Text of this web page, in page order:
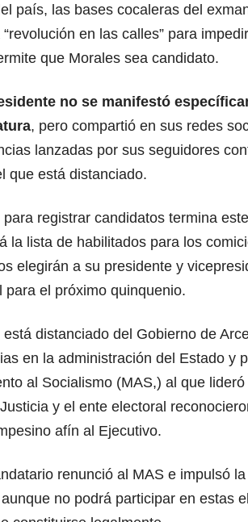
país, las bases cocaleras del
en las calles” para
que Morales sea candidato.
no se manifestó
, pero compartió en sus redes
lanzadas por sus seguidores
que está distanciado.
para registrar candidatos termina
la lista de habilitados para los
elegirán a su presidente y
para el próximo quinquenio.
está distanciado del Gobierno de
en la administración del Estado y
al Socialismo (MAS,) al que
y el ente electoral
afín al Ejecutivo.
renunció al MAS e impulsó
no podrá participar en estas